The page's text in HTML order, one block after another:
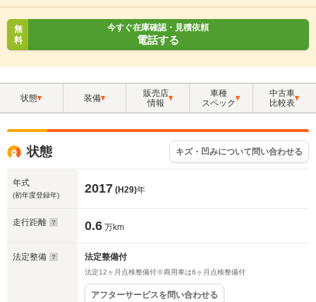
無
料
今すぐ在庫確認・見積依頼
電話する
状態 装備
販売店
情報
車種
スペック
中古車
比較表
状態 キズ・凹みについて問い合わせる
年式
(初年度登録年) 2017 (H29)年
走行距離 0.6 万km
法定整備 法定整備付
法定12ヶ月点検整備付※商用車は6ヶ月点検整備付
アフターサービスを問い合わせる